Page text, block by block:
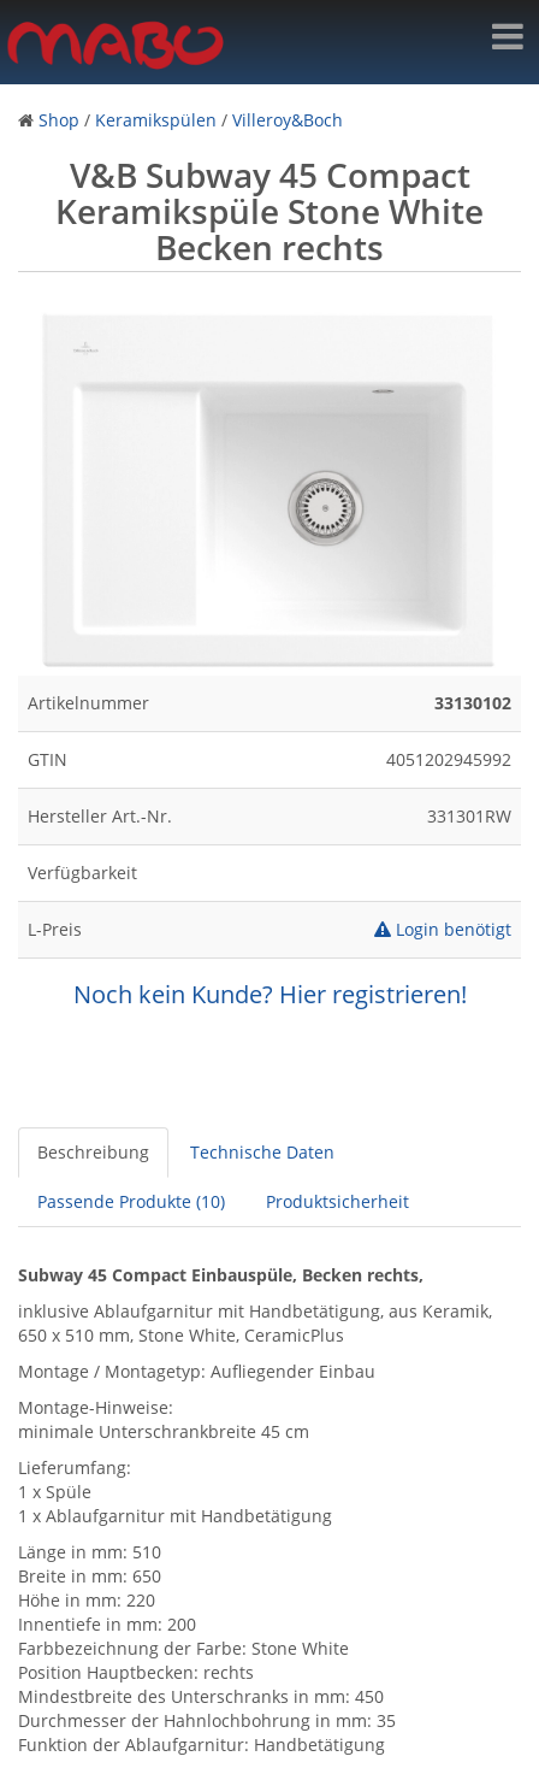
Shop / Keramikspülen / Villeroy&Boch
V&B Subway 45 Compact
Keramikspüle Stone White
Becken rechts
Artikelnummer 33130102
GTIN 4051202945992
Hersteller Art.-Nr. 331301RW
Verfügbarkeit
L-Preis Login benötigt
Noch kein Kunde? Hier registrieren!
Beschreibung Technische Daten
Passende Produkte (10) Produktsicherheit
Subway 45 Compact Einbauspüle, Becken rechts,
inklusive Ablaufgarnitur mit Handbetätigung, aus Keramik,
650 x 510 mm, Stone White, CeramicPlus
Montage / Montagetyp: Aufliegender Einbau
Montage-Hinweise:
minimale Unterschrankbreite 45 cm
Lieferumfang:
1 x Spüle
1 x Ablaufgarnitur mit Handbetätigung
Länge in mm: 510
Breite in mm: 650
Höhe in mm: 220
Innentiefe in mm: 200
Farbbezeichnung der Farbe: Stone White
Position Hauptbecken: rechts
Mindestbreite des Unterschranks in mm: 450
Durchmesser der Hahnlochbohrung in mm: 35
Funktion der Ablaufgarnitur: Handbetätigung